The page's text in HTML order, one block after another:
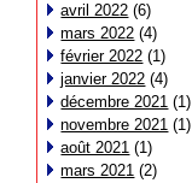
avril 2022 (6)
mars 2022 (4)
février 2022 (1)
janvier 2022 (4)
décembre 2021 (1)
novembre 2021 (1)
août 2021 (1)
mars 2021 (2)